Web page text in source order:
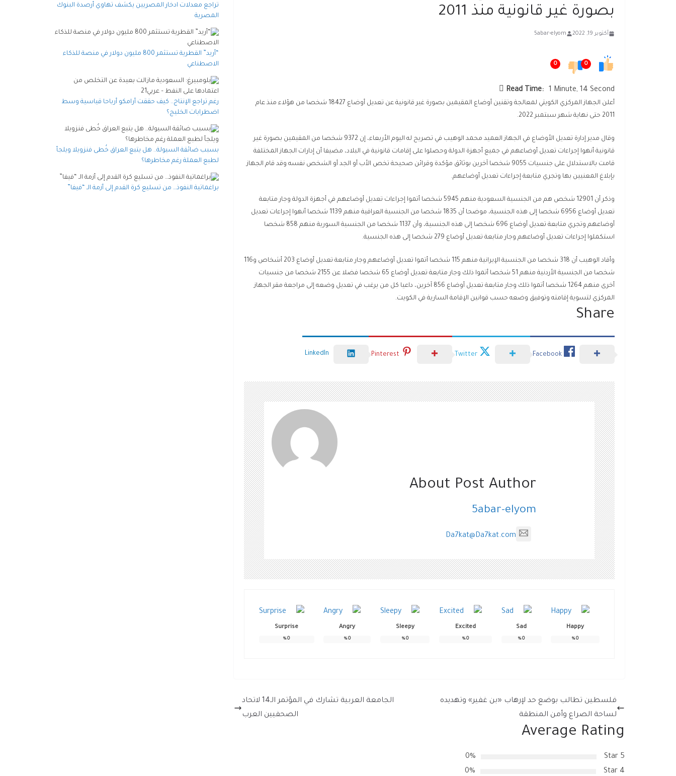
بصورة غير قانونية منذ 2011
أكتوبر 19, 2022 5abar-elyom
0
0
Read Time: 1 Minute, 14 Second
أعلن الجهاز المركزي الكويتي لمعالجة وتقنين أوضاع المقيمين بصورة غير قانونية عن تعديل أوضاع 18427 شخصا من هؤلاء منذ عام
2011 حتى نهاية شهر سبتمبر 2022.
وقال مدير إدارة تعديل الأوضاع في الجهاز العميد محمد الوهيب في تصريح له اليوم الأربعاء، إن 9372 شخصا من المقيمين بصورة غير
قانونية أنهوا إجراءات تعديل أوضاعهم في جميع أجهزة الدولة وحصلوا على إقامات قانونية في البلاد، مضيفا أن إدارات الجهاز المختلفة
قامت بالاستدلال على جنسيات 9055 شخصا آخرين بوثائق مؤكدة وقرائن صحيحة تخص الأب أو الجد أو الشخص نفسه وقد قام الجهاز
بإبلاغ المعنيين بها وتجري متابعة إجراءات تعديل أوضاعهم.
وذكر أن 12901 شخص هم من الجنسية السعودية منهم 5945 شخصا أتموا إجراءات تعديل أوضاعهم في أجهزة الدولة وجار متابعة
تعديل أوضاع 6956 شخصا إلى هذه الجنسية، موضحا أن 1835 شخصا من الجنسية العراقية منهم 1139 شخصا أنهوا إجراءات تعديل
أوضاعهم وتجري متابعة تعديل أوضاع 696 شخصا إلى هذه الجنسية، وأن 1137 شخصا من الجنسية السورية منهم 858 شخصا
استكملوا إجراءات تعديل أوضاعهم وجار متابعة تعديل أوضاع 279 شخصا إلى هذه الجنسية.
وأفاد الوهيب أن 318 شخصا من الجنسية الإيرانية منهم 115 شخصا أتموا تعديل أوضاعهم وجار متابعة تعديل أوضاع 203 أشخاص و116
شخصا من الجنسية الأردنية منهم 51 شخصا أتموا ذلك وجار متابعة تعديل أوضاع 65 شخصا فضلا عن 2155 شخصا من جنسيات
أخرى منهم 1264 شخصا أتموا ذلك وجار متابعة تعديل أوضاع 856 آخرين، داعيا كل من يرغب في تعديل وضعه إلى مراجعة مقر الجهاز
المركزي لتسوية إقامته وتوفيق وضعه حسب قوانين الإقامة السارية في الكويت.
Share
Facebook
Twitter
Pinterest
LinkedIn
About Post Author
5abar-elyom
Da7kat@Da7kat.com
Happy
0
%
Sad
0
%
Excited
0
%
Sleepy
0
%
Angry
0
%
Surprise
0
%
فلسطين تطالب بوضع حد لإرهاب «بن غفير» وتهديده
لساحة الصراع وأمن المنطقة
الجامعة العربية تشارك في المؤتمر الـ14 لاتحاد
الصحفيين العرب
Average Rating
5 Star
0%
4 Star
0%
تراجع معدلات ادخار المصريين يكشف تهاوي أرصدة البنوك
المصرية
“أريد” القطرية تستثمر 800 مليون دولار في منصة للذكاء
الاصطناعي
رغم تراجع الإنتاج.. كيف حققت أرامكو أرباحا قياسية وسط
اضطرابات الخليج؟
بسبب ضائقة السيولة.. هل يتبع العراق خُطى فنزويلا ويلجأ
لطبع العملة رغم مخاطرها؟
براغماتية النفوذ… من تسليع كرة القدم إلى أزمة الـ “فيفا”